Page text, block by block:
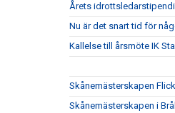
Årets
Nu är det snart tid för
Kallelse till årsmöte IK
Skånemästerskapen
Skånemästerskapen i